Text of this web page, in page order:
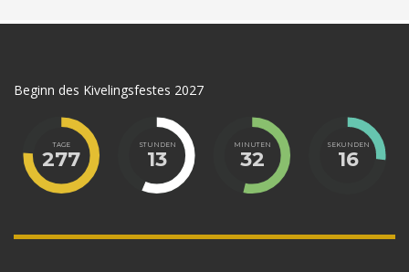
Beginn des Kivelingsfestes 2027
TAGE
277
STUNDEN
13
MINUTEN
32
SEKUNDEN
15